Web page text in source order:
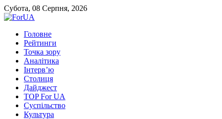
Субота, 08 Серпня, 2026
Головне
Рейтинги
Точка зору
Аналітика
Інтерв’ю
Столиця
Дайджест
TOP For UA
Суспiльство
Культура